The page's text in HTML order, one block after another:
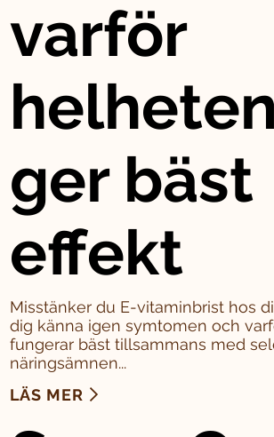
varför
helheten
ger bäst
effekt
Misstänker du E-vitaminbrist hos
dig känna igen symtomen och
fungerar bäst tillsammans med
näringsämnen...
LÄS MER